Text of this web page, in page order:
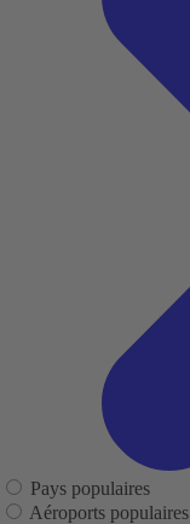
Pays populaires
Aéroports populaires